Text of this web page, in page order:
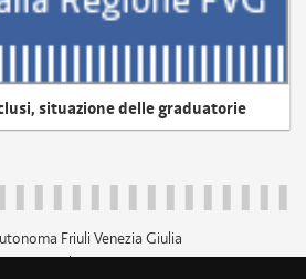
situazione delle graduatorie
Friuli Venezia Giulia
p.iva 00526040324